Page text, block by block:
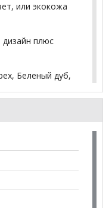
или экокожа
плюс
Беленый дуб,